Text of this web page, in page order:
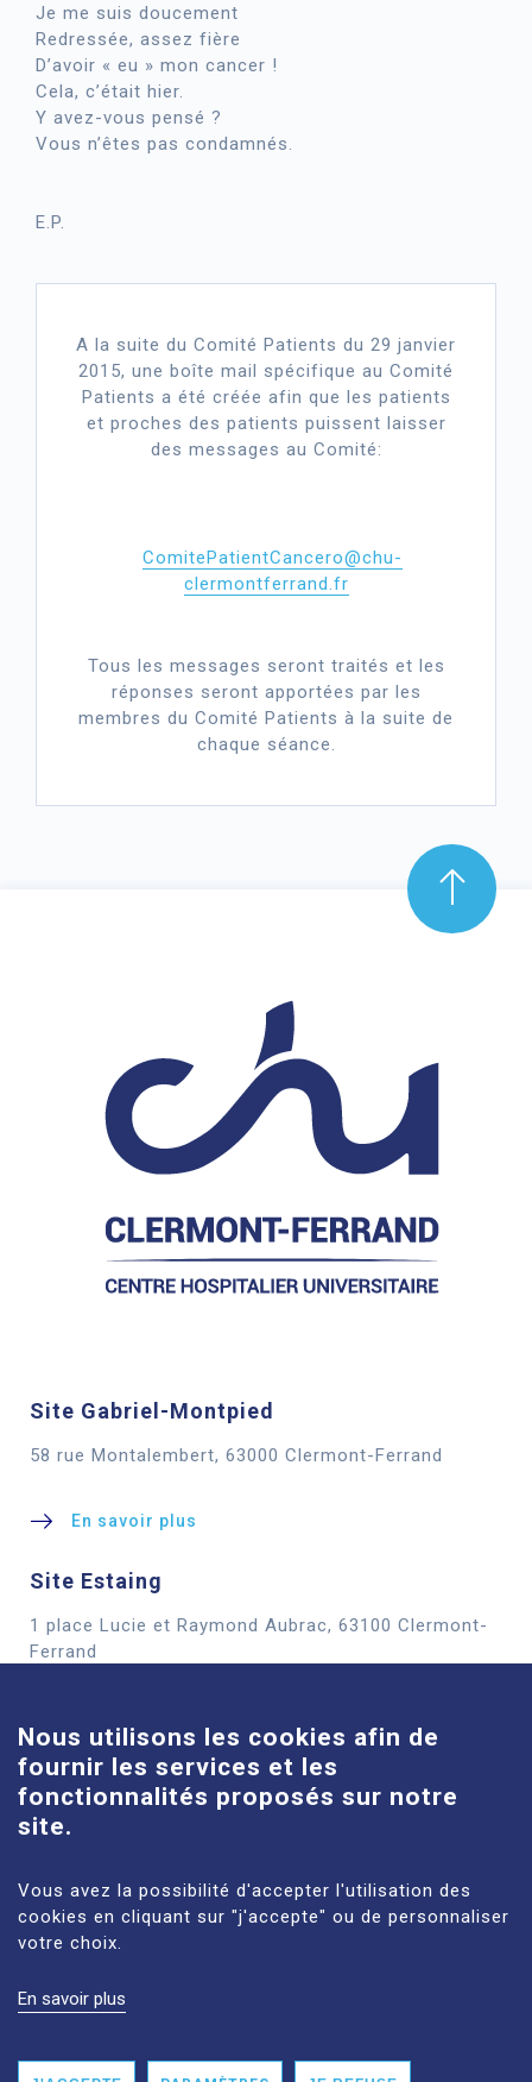
Je me suis doucement
Redressée, assez fière
D’avoir « eu » mon cancer !
Cela, c’était hier.
Y avez-vous pensé ?
Vous n’êtes pas condamnés.
E.P.
A la suite du Comité Patients du 29 janvier
2015, une boîte mail spécifique au Comité
Patients a été créée afin que les patients
et proches des patients puissent laisser
des messages au Comité:
ComitePatientCancero@chu-
clermontferrand.fr
Tous les messages seront traités et les
réponses seront apportées par les
membres du Comité Patients à la suite de
chaque séance.
Site Gabriel-Montpied
58 rue Montalembert, 63000 Clermont-Ferrand
En savoir plus
Site Estaing
1 place Lucie et Raymond Aubrac, 63100 Clermont-
Ferrand
Site Louise-Michel
61 route de Châteaugay, 63118 Cébazat
En savoir plus
MENTIONS LÉGALES
Nous utilisons les cookies afin de
fournir les services et les
fonctionnalités proposés sur notre
site.
Vous avez la possibilité d'accepter l'utilisation des
cookies en cliquant sur "j'accepte" ou de personnaliser
votre choix.
En savoir plus